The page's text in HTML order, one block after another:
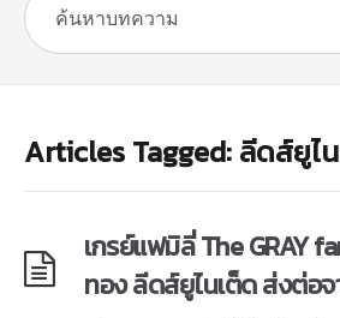
Articles Tagged: ลีดส์ยูไ
เกรย์แฟมิลี่ The GRAY
ทอง ลีดส์ยูไนเต็ด ส่งต่อ